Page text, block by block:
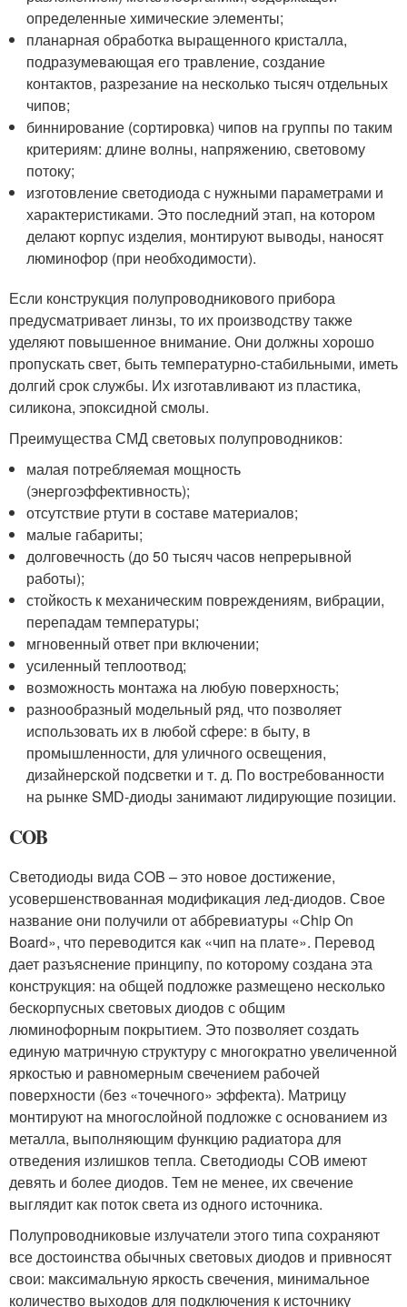
определенные химические элементы;
планарная обработка выращенного кристалла,
подразумевающая его травление, создание
контактов, разрезание на несколько тысяч отдельных
чипов;
биннирование (сортировка) чипов на группы по таким
критериям: длине волны, напряжению, световому
потоку;
изготовление светодиода с нужными параметрами и
характеристиками. Это последний этап, на котором
делают корпус изделия, монтируют выводы, наносят
люминофор (при необходимости).
Если конструкция полупроводникового прибора
предусматривает линзы, то их производству также
уделяют повышенное внимание. Они должны хорошо
пропускать свет, быть температурно-стабильными, иметь
долгий срок службы. Их изготавливают из пластика,
силикона, эпоксидной смолы.
Преимущества СМД световых полупроводников:
малая потребляемая мощность
(энергоэффективность);
отсутствие ртути в составе материалов;
малые габариты;
долговечность (до 50 тысяч часов непрерывной
работы);
стойкость к механическим повреждениям, вибрации,
перепадам температуры;
мгновенный ответ при включении;
усиленный теплоотвод;
возможность монтажа на любую поверхность;
разнообразный модельный ряд, что позволяет
использовать их в любой сфере: в быту, в
промышленности, для уличного освещения,
дизайнерской подсветки и т. д. По востребованности
на рынке SMD-диоды занимают лидирующие позиции.
COB
Светодиоды вида COB – это новое достижение,
усовершенствованная модификация лед-диодов. Свое
название они получили от аббревиатуры «Chip On
Board», что переводится как «чип на плате». Перевод
дает разъяснение принципу, по которому создана эта
конструкция: на общей подложке размещено несколько
бескорпусных световых диодов с общим
люминофорным покрытием. Это позволяет создать
единую матричную структуру с многократно увеличенной
яркостью и равномерным свечением рабочей
поверхности (без «точечного» эффекта). Матрицу
монтируют на многослойной подложке с основанием из
металла, выполняющим функцию радиатора для
отведения излишков тепла. Светодиоды СОВ имеют
девять и более диодов. Тем не менее, их свечение
выглядит как поток света из одного источника.
Полупроводниковые излучатели этого типа сохраняют
все достоинства обычных световых диодов и привносят
свои: максимальную яркость свечения, минимальное
количество выходов для подключения к источнику